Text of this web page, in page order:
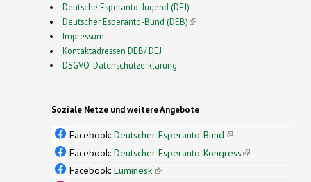
Deutsche Esperanto-Jugend (DEJ)
Deutscher Esperanto-Bund (DEB)(link is external)
Impressum
Kontaktadressen DEB/ DEJ
DSGVO-Datenschutzerklärung
Soziale Netze und weitere Angebote
Facebook: Deutscher Esperanto-Bund(link is
external)
Facebook: Deutscher Esperanto-Kongress(link is
Facebook: Luminesk'(link is external)